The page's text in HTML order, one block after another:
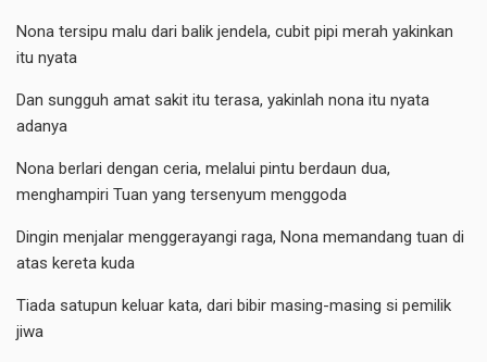
Nona tersipu malu dari balik jendela, cubit pipi merah yakinkan
itu nyata
Dan sungguh amat sakit itu terasa, yakinlah nona itu nyata
adanya
Nona berlari dengan ceria, melalui pintu berdaun dua,
menghampiri Tuan yang tersenyum menggoda
Dingin menjalar menggerayangi raga, Nona memandang tuan di
atas kereta kuda
Tiada satupun keluar kata, dari bibir masing-masing si pemilik
jiwa